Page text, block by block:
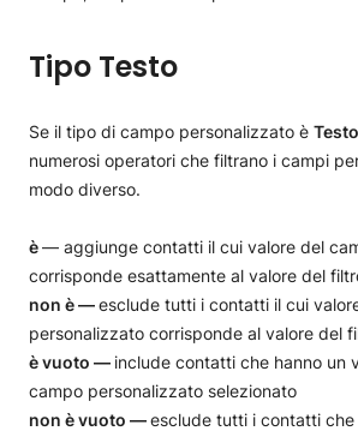
Tipo Testo
Se il tipo di campo personalizzato è Testo
numerosi operatori che filtrano i campi
modo diverso.
è— aggiunge contatti il cui valore del
corrisponde esattamente al valore del
non è —esclude tutti i contatti il cui
personalizzato corrisponde al valore del
è vuoto — include contatti che hanno un
campo personalizzato selezionato
non è vuoto —esclude tutti i contatti che